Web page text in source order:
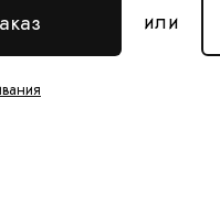
или